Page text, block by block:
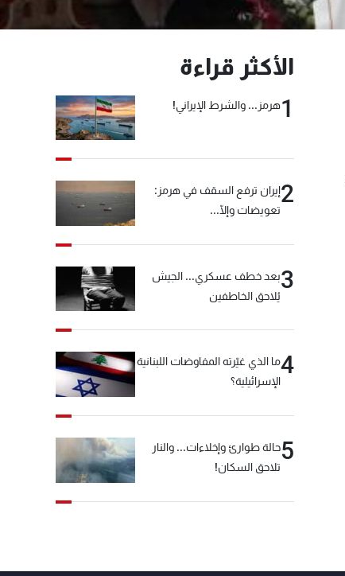
الأكثر قراءة
1هرمز... والشرط الإيراني!
2إيران ترفع السقف في هرمز:
تعويضات وإلّا...
3بعد خطف عسكري... الجيش
يُلاحق الخاطفين
4ما الذي غيّرته المفاوضات اللبنانية
الإسرائيلية؟
5حالة طوارئ وإخلاءات... والنار
تلاحق السكان!